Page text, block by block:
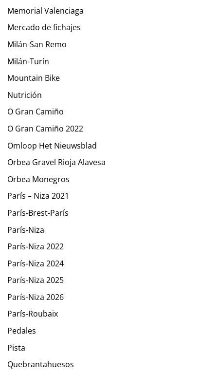
Memorial Valenciaga
Mercado de fichajes
Milán-San Remo
Milán-Turín
Mountain Bike
Nutrición
O Gran Camiño
O Gran Camiño 2022
Omloop Het Nieuwsblad
Orbea Gravel Rioja Alavesa
Orbea Monegros
París – Niza 2021
París-Brest-París
París-Niza
París-Niza 2022
París-Niza 2024
París-Niza 2025
París-Niza 2026
París-Roubaix
Pedales
Pista
Quebrantahuesos